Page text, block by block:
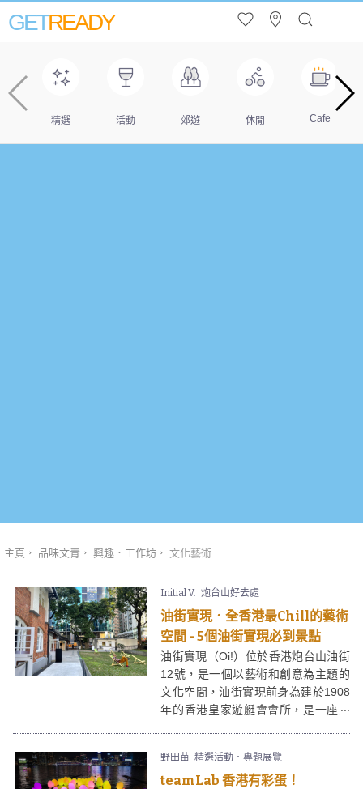
GETREADY
精選 活動 郊遊 休閒 Cafe
主頁 品味文青 興趣．工作坊 文化藝術
Initial V. 炮台山好去處
油街實現．全香港最Chill的藝術
空間 - 5個油街實現必到景點
油街實現（Oi!）位於香港炮台山油街
12號，是一個以藝術和創意為主題的
文化空間，油街實現前身為建於1908
年的香港皇家遊艇會會所，是一座充
過活化後成為一個公共藝術平台，致
力於推動當代藝術創作，並為本地藝
野田苗 精選活動．專題展覽
teamLab 香港有彩蛋！